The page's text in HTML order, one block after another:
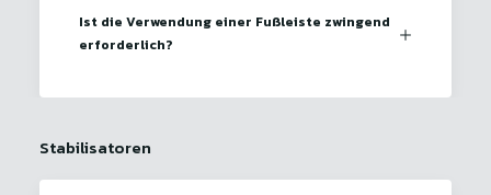
Ist die Verwendung einer Fußleiste zwingend
erforderlich?
Stabilisatoren